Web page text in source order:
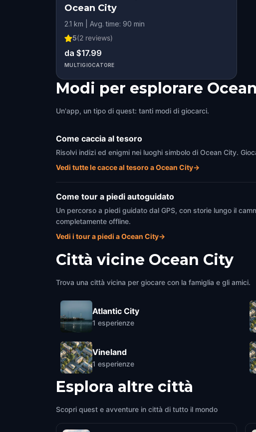
Ocean City
2.1 km | Avg. time: 90 min
5(2 reviews)
da $17.99
MULTIGIOCATORE
Modi per esplorare
Un'app, un tipo di quest: tanti modi di giocarci.
Come caccia al tesoro
Risolvi indizi ed enigmi nei luoghi simbolo di Ocean City.
Vedi tutte le cacce al tesoro a Ocean City→
Come tour a piedi autoguidato
Un percorso a piedi guidato dal GPS, con storie lungo il
completamente offline.
Vedi i tour a piedi a Ocean City→
Città vicine Ocean City
Trova una città vicina per giocare con la famiglia e gli amici.
Atlantic City
1 esperienze
Vineland
1 esperienze
Esplora altre città
Scopri quest e avventure in città di tutto il mondo